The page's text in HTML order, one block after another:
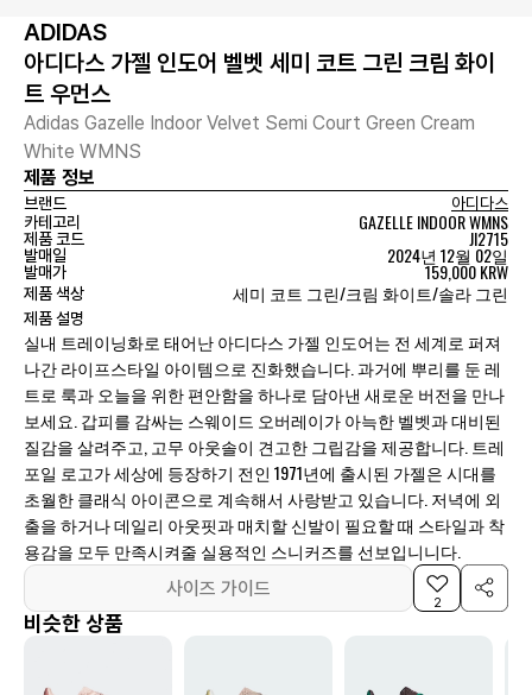
ADIDAS
아디다스 가젤 인도어 벨벳 세미 코트 그린 크림 화이
트 우먼스
Adidas Gazelle Indoor Velvet Semi Court Green Cream
White WMNS
제품 정보
브랜드
아디다스
카테고리
GAZELLE INDOOR WMNS
제품 코드 JI2715
발매일 2024년 12월 02일
발매가 159,000 KRW
제품 색상 세미 코트 그린/크림 화이트/솔라 그린
제품 설명
실내 트레이닝화로 태어난 아디다스 가젤 인도어는 전 세계로 퍼져
나간 라이프스타일 아이템으로 진화했습니다. 과거에 뿌리를 둔 레
트로 룩과 오늘을 위한 편안함을 하나로 담아낸 새로운 버전을 만나
보세요. 갑피를 감싸는 스웨이드 오버레이가 아늑한 벨벳과 대비된
질감을 살려주고, 고무 아웃솔이 견고한 그립감을 제공합니다. 트레
포일 로고가 세상에 등장하기 전인 1971년에 출시된 가젤은 시대를
초월한 클래식 아이콘으로 계속해서 사랑받고 있습니다. 저녁에 외
출을 하거나 데일리 아웃핏과 매치할 신발이 필요할 때 스타일과 착
용감을 모두 만족시켜줄 실용적인 스니커즈를 선보입니니다.
사이즈 가이드
2
비슷한 상품